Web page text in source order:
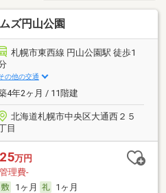
ズ円山公園
札幌市東西線 円山公園駅 徒歩1
の他の交通
4年2ヶ月 / 11階建
北海道札幌市中央区大通西２５
目
25万円
管理費-
1ヶ月
1ヶ月